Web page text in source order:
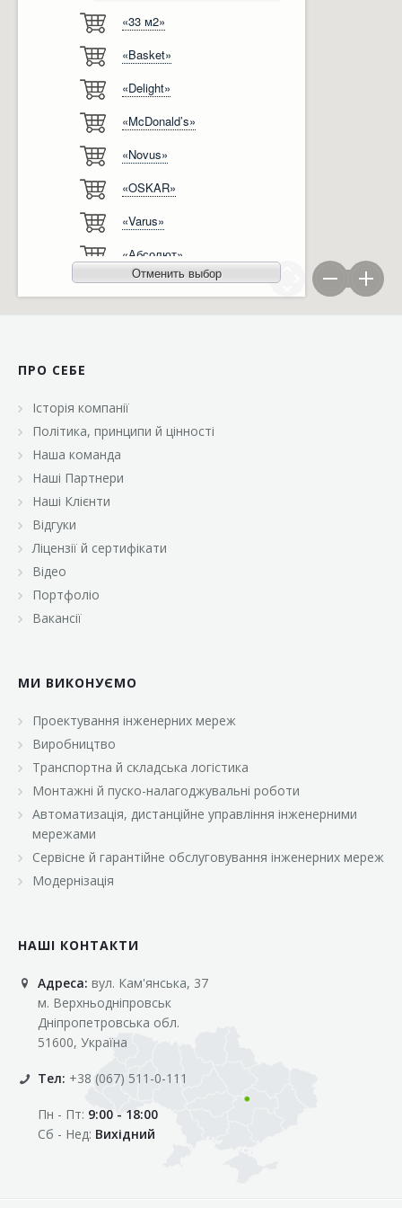
Ліцензії, сертифікати, дипломи
Автоматизація
Модернізація
«33 м2»
«Basket»
«Delight»
«McDonald’s»
«Novus»
«OSKAR»
«Varus»
«Абсолют»
«Агро-Овен»
«Велмарт»
«ВК Експресс»
«Класс»
«Континент»
«Малинка»
«Марс»
«Оптовичок»
«Свіжачок»
«Сільпо»
«Фора»
«Фреш»
«Фуршет»
«Цент»
Отменить выбор
ПРО СЕБЕ
Історія компанії
Політика, принципи й цінності
Наша команда
Наші Партнери
Наші Клієнти
Відгуки
Ліцензії й сертифікати
Відео
Портфоліо
Вакансії
МИ ВИКОНУЄМО
Проектування інженерних мереж
Виробництво
Транспортна й складська логістика
Монтажні й пуско-налагоджувальні роботи
Автоматизація, дистанційне управління інженерними
мережами
Сервісне й гарантійне обслуговування інженерних мереж
Модернізація
НАШІ КОНТАКТИ
Адреса: вул. Кам'янська, 37
м. Верхньодніпровськ
Дніпропетровська обл.
51600, Україна
Тел: +38 (067) 511-0-111
Пн - Пт: 9:00 - 18:00
Сб - Нед: Вихідний